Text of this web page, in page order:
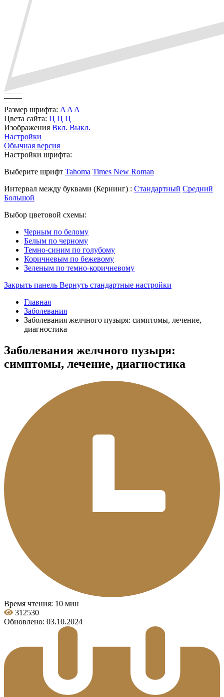
Размер шрифта: A A A
Цвета сайта: Ц Ц Ц
Изображения Вкл. Выкл.
Настройки
Обычная версия
Настройки шрифта:
Выберите шрифт Tahoma Times New Roman
Интервал между буквами (Кернинг) : Стандартный Средний
Большой
Выбор цветовой схемы:
Черным по белому
Белым по черному
Темно-синим по голубому
Коричневым по бежевому
Зеленым по темно-коричневому
Закрыть панель Вернуть стандартные настройки
Главная
Заболевания
Заболевания желчного пузыря: симптомы, лечение,
диагностика
Заболевания желчного пузыря:
симптомы, лечение, диагностика
Время чтения: 10 мин
312530
Обновлено: 03.10.2024